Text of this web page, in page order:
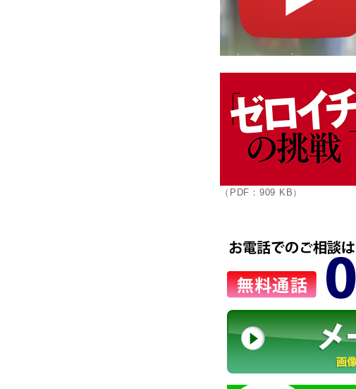
（PDF：909 KB）